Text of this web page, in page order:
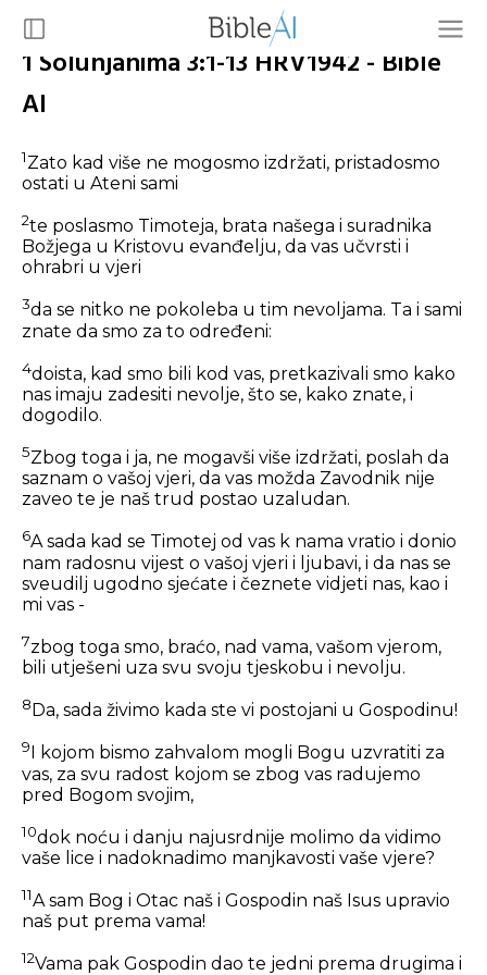
1 Solunjanima 3:1-13 HRV1942 - Bible
AI
1Zato kad više ne mogosmo izdržati, pristadosmo
ostati u Ateni sami
2te poslasmo Timoteja, brata našega i suradnika
Božjega u Kristovu evanđelju, da vas učvrsti i
ohrabri u vjeri
3da se nitko ne pokoleba u tim nevoljama. Ta i sami
znate da smo za to određeni:
4doista, kad smo bili kod vas, pretkazivali smo kako
nas imaju zadesiti nevolje, što se, kako znate, i
dogodilo.
5Zbog toga i ja, ne mogavši više izdržati, poslah da
saznam o vašoj vjeri, da vas možda Zavodnik nije
zaveo te je naš trud postao uzaludan.
6A sada kad se Timotej od vas k nama vratio i donio
nam radosnu vijest o vašoj vjeri i ljubavi, i da nas se
sveudilj ugodno sjećate i čeznete vidjeti nas, kao i
mi vas -
7zbog toga smo, braćo, nad vama, vašom vjerom,
bili utješeni uza svu svoju tjeskobu i nevolju.
8 Da, sada živimo kada ste vi postojani u Gospodinu!
9
I kojom bismo zahvalom mogli Bogu uzvratiti za
vas, za svu radost kojom se zbog vas radujemo
pred Bogom svojim,
10dok noću i danju najusrdnije molimo da vidimo
vaše lice i nadoknadimo manjkavosti vaše vjere?
11A sam Bog i Otac naš i Gospodin naš Isus upravio
naš put prema vama!
12Vama pak Gospodin dao te jedni prema drugima i